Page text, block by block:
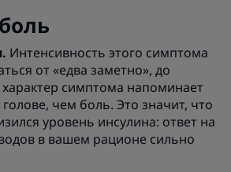
Интенсивность этого симптома
от «едва заметно», до
симптома напоминает
чем боль. Это значит, что
уровень инсулина: ответ на
в вашем рационе сильно